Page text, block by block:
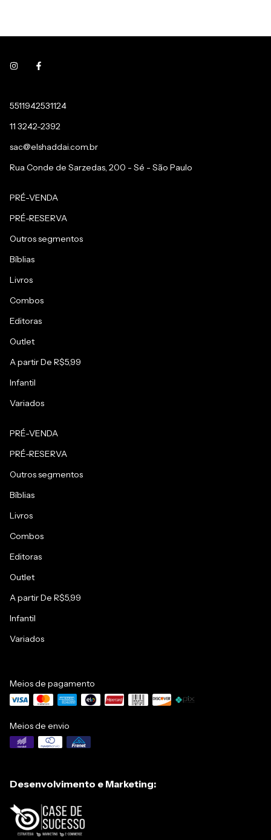
5511942531124
11 3242-2392
sac@elshaddai.com.br
Rua Conde de Sarzedas, 200 - Sé - São Paulo
PRÉ-VENDA
PRÉ-RESERVA
Outros segmentos
Bíblias
Livros
Combos
Editoras
Outlet
A partir De R$5,99
Infantil
Variados
PRÉ-VENDA
PRÉ-RESERVA
Outros segmentos
Bíblias
Livros
Combos
Editoras
Outlet
A partir De R$5,99
Infantil
Variados
Meios de pagamento
Meios de envio
Desenvolvimento e Marketing: